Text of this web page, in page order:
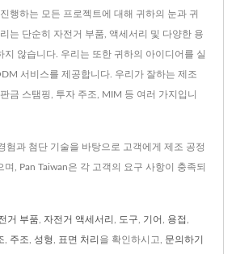
행하는 모든 프로젝트에 대해 귀하의 눈과 귀
는 단순히 자전거 부품, 액세서리 및 다양한 용
지 않습니다. 우리는 또한 귀하의 아이디어를 실
서비스를 제공합니다. 우리가 잘하는 제조
금 스탬핑, 투자 주조, MIM 등 여러 가지입니
험과 첨단 기술을 바탕으로 고객에게 제조 공정
, Pan Taiwan은 각 고객의 요구 사항이 충족되
거 부품, 자전거 액세서리 , 도구, 기어 , 용접 ,
, 주조, 성형 , 표면 처리 을 확인하시고, 문의하기